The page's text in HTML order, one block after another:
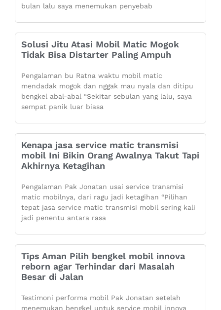
bulan lalu saya menemukan penyebab
Solusi Jitu Atasi Mobil Matic Mogok
Tidak Bisa Distarter Paling Ampuh
Pengalaman bu Ratna waktu mobil matic
mendadak mogok dan nggak mau nyala dan ditipu
bengkel abal-abal “Sekitar sebulan yang lalu, saya
sempat panik luar biasa
Kenapa jasa service matic transmisi
mobil Ini Bikin Orang Awalnya Takut Tapi
Akhirnya Ketagihan
Pengalaman Pak Jonatan usai service transmisi
matic mobilnya, dari ragu jadi ketagihan “Pilihan
tepat jasa service matic transmisi mobil sering kali
jadi penentu antara rasa
Tips Aman Pilih bengkel mobil innova
reborn agar Terhindar dari Masalah
Besar di Jalan
Testimoni performa mobil Pak Jonatan setelah
menemukan bengkel untuk service mobil innova